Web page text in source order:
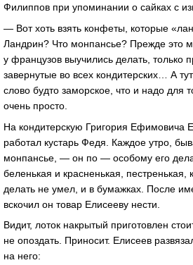
Филиппов при упоминании о сайках с
— Вот хоть взять конфеты, которые
Ландрин? Что монпансье? Прежде это
у французов выучились делать, только
завернутые во всех кондитерских… А
слово будто заморское, что и надо для
очень просто.
На кондитерскую Григория Ефимовича
работал кустарь Федя. Каждое утро,
монпансье, — он по — особому его
беленькая и красненькая, пестренькая,
делать не умел, и в бумажках. После
вскочил он товар Елисееву нести.
Видит, лоток накрытый приготовлен
не опоздать. Приносит. Елисеев
на него: